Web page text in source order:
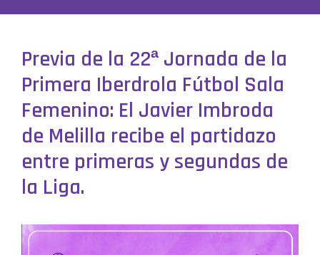
Previa de la 22ª Jornada de la
Primera Iberdrola Fútbol Sala
Femenino: El Javier Imbroda
de Melilla recibe el partidazo
entre primeras y segundas de
la Liga.